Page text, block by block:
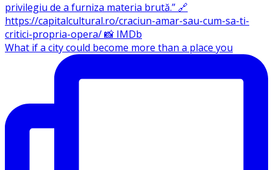
What if a city could become more than a place you